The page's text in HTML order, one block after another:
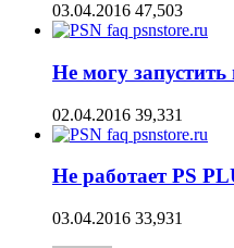
03.04.2016 47,503
Не могу
02.04.2016 39,331
Не работает PS
03.04.2016 33,931